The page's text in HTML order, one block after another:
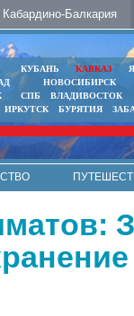
Кабардино-Балкария
КУБАНЬ КАВКАЗ
НОВОСИБИРСК
СПБ
ВЛАДИВОСТОК
ИРКУТСК БУРЯТИЯ